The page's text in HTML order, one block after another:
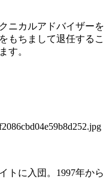
ニカルアドバイザーを
もちまして退任するこ
す。
トに入団。1997年から